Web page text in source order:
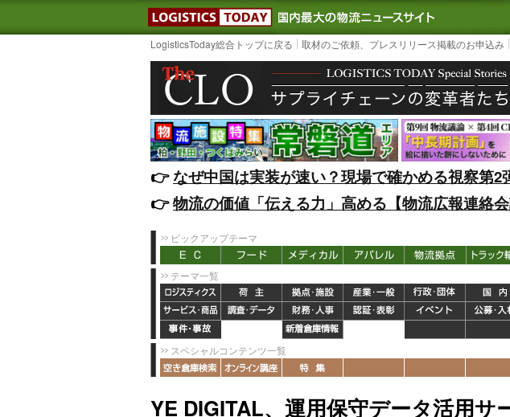
LOGISTICS TODAY｜国内最大の物流ニ
LogisticsToday総合トップに戻る 取材のご依頼、プレスリリース掲載のお申込み
👉️なぜ中国は実装が速い？現場で確かめる視察第2
👉️物流の価値「伝える力」高める【物流広報連絡
ピックアップテーマ
テーマ一覧
スペシャルコンテンツ一覧
YE DIGITAL、運用保守データ活用サ